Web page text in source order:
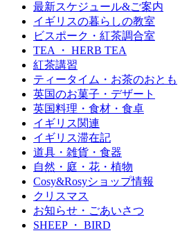
最新スケジュール&ご案内
イギリスの暮らしの教室
ビスポーク・紅茶調合室
TEA ・ HERB TEA
紅茶講習
ティータイム・お茶のおとも
英国のお菓子・デザート
英国料理・食材・食卓
イギリス関連
イギリス滞在記
道具・雑貨・食器
自然・庭・花・植物
Cosy&Rosyショップ情報
クリスマス
お知らせ・ごあいさつ
SHEEP ・ BIRD